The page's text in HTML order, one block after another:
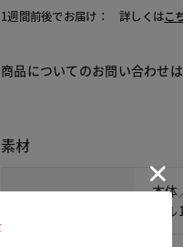
1週間前後でお届け： 詳しくはこ
商品についてのお問い合わせは
素材
本体
テ